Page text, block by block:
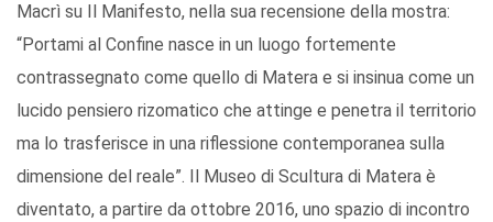
Macrì su Il Manifesto, nella sua recensione della mostra:
“Portami al Confine nasce in un luogo fortemente
contrassegnato come quello di Matera e si insinua come un
lucido pensiero rizomatico che attinge e penetra il territorio
ma lo trasferisce in una riflessione contemporanea sulla
dimensione del reale”. Il Museo di Scultura di Matera è
diventato, a partire da ottobre 2016, uno spazio di incontro